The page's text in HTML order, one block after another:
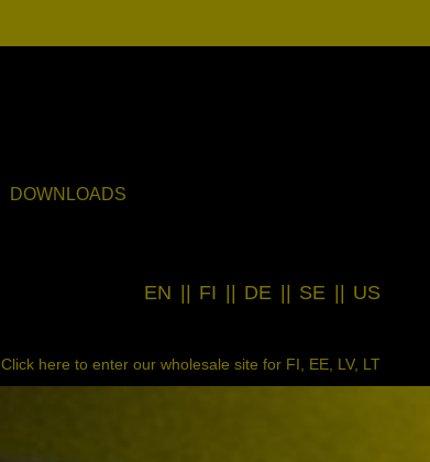
DOWNLOADS
EN FI DE SE US
Click here to enter our wholesale site for FI, EE, LV, LT